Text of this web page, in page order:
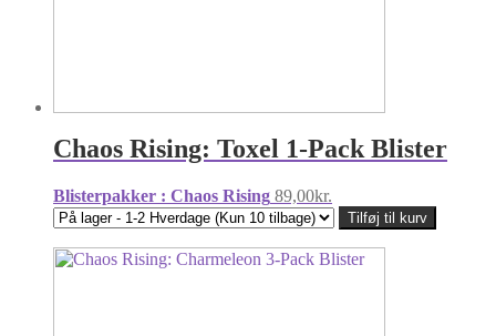
Chaos Rising: Toxel 1-Pack Blister
Blisterpakker : Chaos Rising 89,00kr.
Tilføj til kurv